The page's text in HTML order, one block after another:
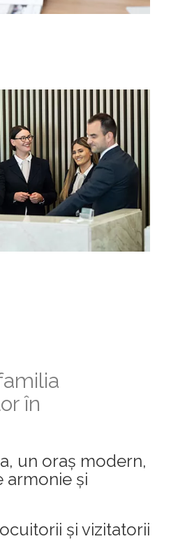
în
un oraș modern,
armonie și
și vizitatorii